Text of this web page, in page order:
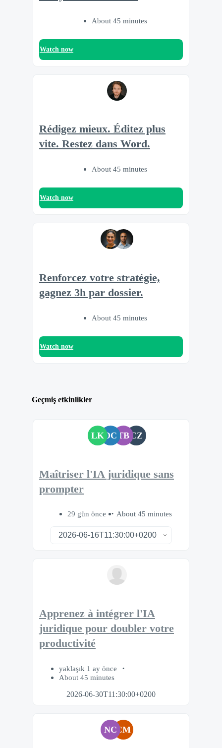
About 45 minutes
Watch now
Rédigez mieux. Éditez plus
vite. Restez dans Word.
About 45 minutes
Watch now
Renforcez votre stratégie,
gagnez 3h par dossier.
About 45 minutes
Watch now
Geçmiş etkinlikler
LK DC TB CZ
Maîtriser l'IA juridique sans
prompter
29 gün önce About 45 minutes
Apprenez à intégrer l'IA
juridique pour doubler votre
productivité
yaklaşık 1 ay önce
About 45 minutes
2026-06-30T11:30:00+0200
NCCM